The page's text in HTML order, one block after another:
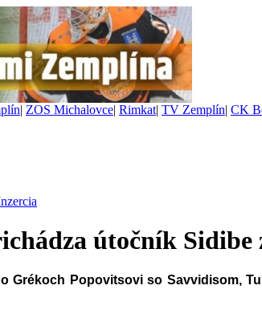
| ZOS Michalovce| Rimkat| TV Zemplín| CK
útočník Sidibe
Grékoch Popovitsovi so Savvidisom,